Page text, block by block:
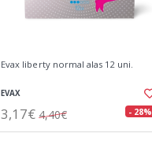
Evax liberty normal alas 12 uni.
EVAX
3,17€ 4,40€ - 28%